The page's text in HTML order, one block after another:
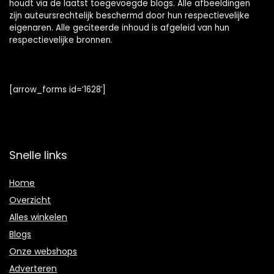
houdt via de laatst toegevoegde blogs. Alle afbeeldingen
zijn auteursrechtelijk beschermd door hun respectievelijke
eigenaren. Alle geciteerde inhoud is afgeleid van hun
respectievelijke bronnen.
[arrow_forms id=’1628′]
Snelle links
Home
Overzicht
Alles winkelen
Blogs
Onze webshops
Adverteren